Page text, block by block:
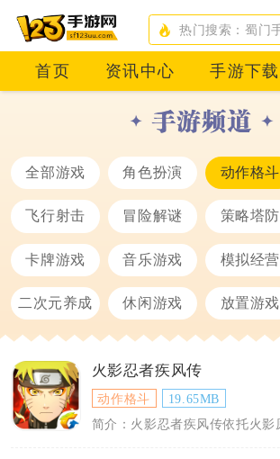
首页 资讯中心 手游下载
全部游戏 角色扮演 动作格斗
飞行射击 冒险解谜 策略塔防
卡牌游戏 音乐游戏 模拟经营
二次元养成 休闲游戏 放置游戏
火影忍者疾风传
动作格斗
19.65MB